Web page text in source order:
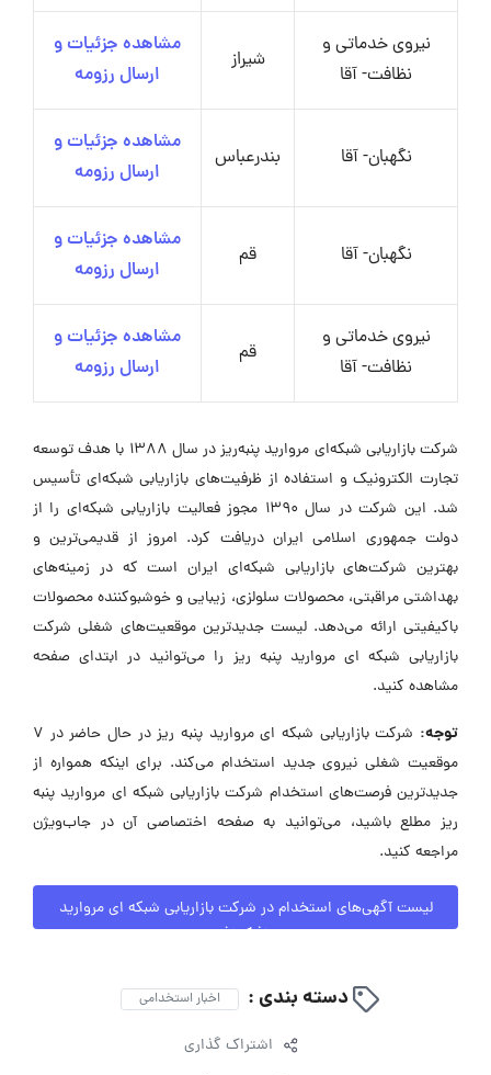
نیروی خدماتی و
نظافت- آقا
شیراز
مشاهده جزئیات و
ارسال رزومه
نگهبان- آقا بندرعباس
مشاهده جزئیات و
ارسال رزومه
نگهبان- آقا قم
مشاهده جزئیات و
ارسال رزومه
نیروی خدماتی و
نظافت- آقا
قم
مشاهده جزئیات و
ارسال رزومه
شرکت بازاریابی شبکه‌ای مروارید پنبه‌ریز در سال ۱۳۸۸ با هدف توسعه
تجارت الکترونیک و استفاده از ظرفیت‌های بازاریابی شبکه‌ای تأسیس
شد. این شرکت در سال ۱۳۹۰ مجوز فعالیت بازاریابی شبکه‌ای را از
دولت جمهوری اسلامی ایران دریافت کرد. امروز از قدیمی‌ترین و
بهترین شرکت‌های بازاریابی شبکه‌ای ایران است که در زمینه‌های
بهداشتی مراقبتی، محصولات سلولزی، زیبایی و خوشبوکننده محصولات
باکیفیتی ارائه می‌دهد. لیست جدیدترین موقعیت‌های شغلی شرکت
بازاریابی شبکه ای مروارید پنبه ریز را می‌توانید در ابتدای صفحه
مشاهده کنید.
توجه:
شرکت بازاریابی شبکه ای مروارید پنبه ریز در حال حاضر در ۷
موقعیت شغلی نیروی جدید استخدام می‌کند. برای اینکه همواره از
جدیدترین فرصت‌های استخدام شرکت بازاریابی شبکه ای مروارید پنبه
ریز مطلع باشید، می‌توانید به صفحه اختصاصی آن در جاب‌ویژن
مراجعه کنید.
لیست آگهی‌های استخدام در شرکت بازاریابی شبکه ای مروارید
پنبه ریز
دسته بندی : اخبار استخدامی
اشتراک گذاری